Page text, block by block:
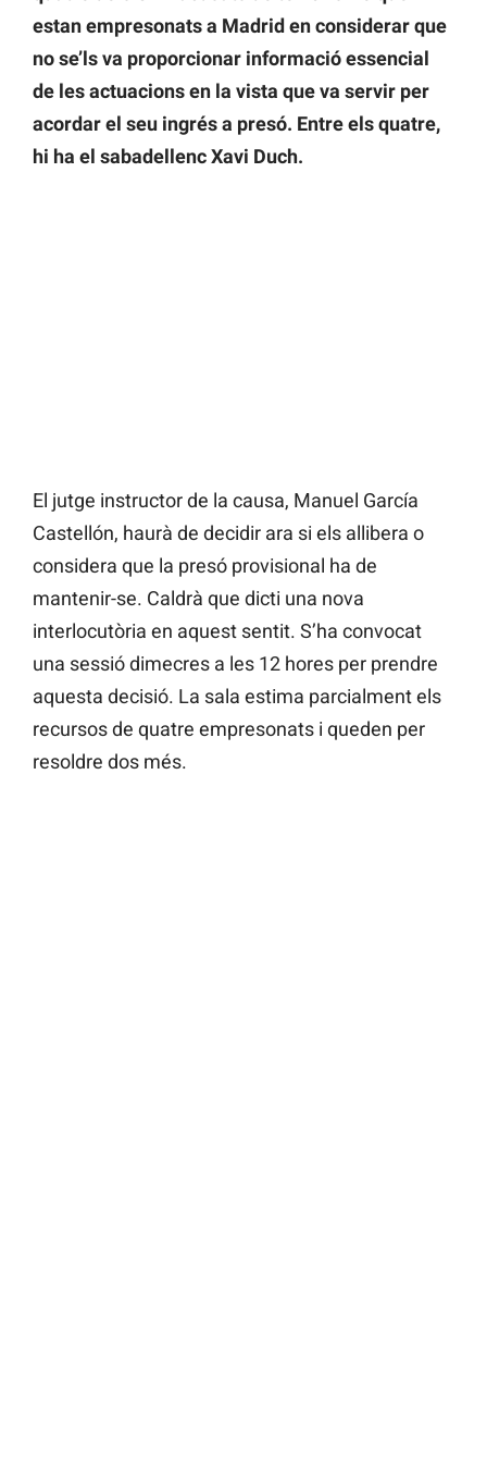
estan empresonats a Madrid en considerar que
no se’ls va proporcionar informació essencial
de les actuacions en la vista que va servir per
acordar el seu ingrés a presó. Entre els quatre,
hi ha el sabadellenc Xavi Duch.
El jutge instructor de la causa, Manuel García
Castellón, haurà de decidir ara si els allibera o
considera que la presó provisional ha de
mantenir-se. Caldrà que dicti una nova
interlocutòria en aquest sentit. S’ha convocat
una sessió dimecres a les 12 hores per prendre
aquesta decisió. La sala estima parcialment els
recursos de quatre empresonats i queden per
resoldre dos més.